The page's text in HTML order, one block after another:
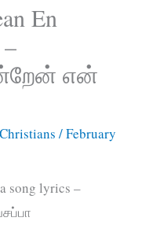
En
என்
/February
song lyrics –